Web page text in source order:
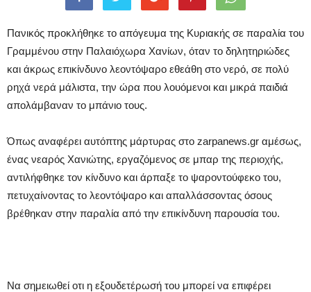
Πανικός προκλήθηκε το απόγευμα της Κυριακής σε παραλία του
Γραμμένου στην Παλαιόχωρα Χανίων, όταν το δηλητηριώδες
και άκρως επικίνδυνο λεοντόψαρο εθεάθη στο νερό, σε πολύ
ρηχά νερά μάλιστα, την ώρα που λουόμενοι και μικρά παιδιά
απολάμβαναν το μπάνιο τους.
Όπως αναφέρει αυτόπτης μάρτυρας στο zarpanews.gr αμέσως,
ένας νεαρός Χανιώτης, εργαζόμενος σε μπαρ της περιοχής,
αντιλήφθηκε τον κίνδυνο και άρπαξε το ψαροντούφεκο του,
πετυχαίνοντας το λεοντόψαρο και απαλλάσσοντας όσους
βρέθηκαν στην παραλία από την επικίνδυνη παρουσία του.
Να σημειωθεί οτι η εξουδετέρωσή του μπορεί να επιφέρει